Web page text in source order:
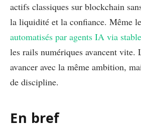
actifs classiques sur blockchain
la liquidité et la confiance. Même
automatisés par agents IA via
les rails numériques avancent vite.
avancer avec la même ambition,
de discipline.
En bref